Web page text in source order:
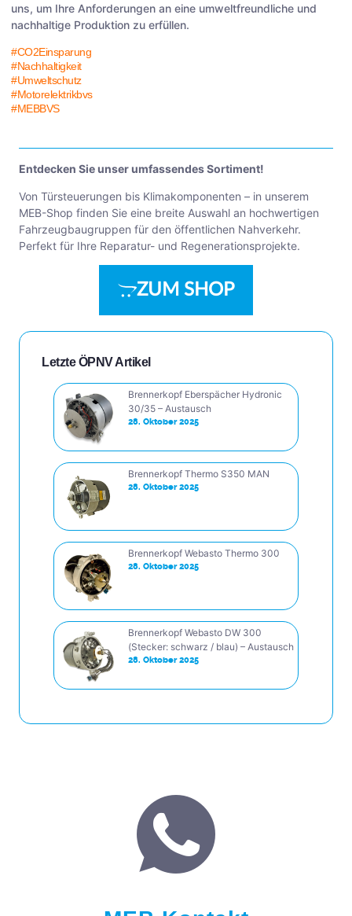
uns, um Ihre Anforderungen an eine umweltfreundliche und
nachhaltige Produktion zu erfüllen.
#CO2Einsparung
#Nachhaltigkeit
#Umweltschutz
#Motorelektrikbvs
#MEBBVS
Entdecken Sie unser umfassendes Sortiment!
Von Türsteuerungen bis Klimakomponenten – in unserem
MEB-Shop finden Sie eine breite Auswahl an hochwertigen
Fahrzeugbaugruppen für den öffentlichen Nahverkehr.
Perfekt für Ihre Reparatur- und Regenerationsprojekte.
ZUM SHOP
Letzte ÖPNV Artikel
Brennerkopf Eberspächer Hydronic
30/35 – Austausch
28. Oktober 2025
Brennerkopf Thermo S350 MAN
28. Oktober 2025
Brennerkopf Webasto Thermo 300
28. Oktober 2025
Brennerkopf Webasto DW 300
(Stecker: schwarz / blau) – Austausch
28. Oktober 2025